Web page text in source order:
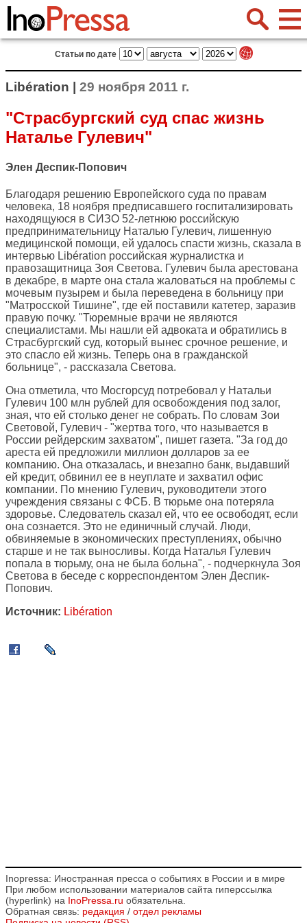
Статьи по дате
Libération | 29 ноября 2011 г.
"Страсбургский суд спас жизнь
Наталье Гулевич"
Элен Деспик-Попович
Благодаря решению Европейского суда по правам
человека, 18 ноября предписавшего госпитализировать
находящуюся в СИЗО 52-летнюю российскую
предпринимательницу Наталью Гулевич, лишенную
медицинской помощи, ей удалось спасти жизнь, сказала в
интервью Libération российская журналистка и
правозащитница Зоя Светова. Гулевич была арестована
в декабре, в марте она стала жаловаться на проблемы с
мочевым пузырем и была переведена в больницу при
"Матросской Тишине", где ей поставили катетер, заразив
правую почку. "Тюремные врачи не являются
специалистами. Мы нашли ей адвоката и обратились в
Страсбургский суд, который вынес срочное решение, и
это спасло ей жизнь. Теперь она в гражданской
больнице", - рассказала Светова.
Она отметила, что Мосгорсуд потребовал у Натальи
Гулевич 100 млн рублей для освобождения под залог,
зная, что ей столько денег не собрать. По словам Зои
Световой, Гулевич - "жертва того, что называется в
России рейдерским захватом", пишет газета. "За год до
ареста ей предложили миллион долларов за ее
компанию. Она отказалась, и внезапно банк, выдавший
ей кредит, обвинил ее в неуплате и захватил офис
компании. По мнению Гулевич, руководители этого
учреждения связаны с ФСБ. В тюрьме она потеряла
здоровье. Следователь сказал ей, что ее освободят, если
она сознается. Это не единичный случай. Люди,
обвиняемые в экономических преступлениях, обычно
старше и не так выносливы. Когда Наталья Гулевич
попала в тюрьму, она не была больна", - подчеркнула Зоя
Светова в беседе с корреспондентом Элен Деспик-
Попович.
Источник: Libération
Inopressa: Иностранная пресса о событиях в России и в мире
При любом использовании материалов сайта гиперссылка
(hyperlink) на InoPressa.ru обязательна.
Обратная связь: редакция / отдел рекламы